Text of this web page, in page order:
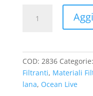
per
Acquario
quantità
COD: 2836 Categorie:
Filtranti, Materiali
lana, Ocean Live